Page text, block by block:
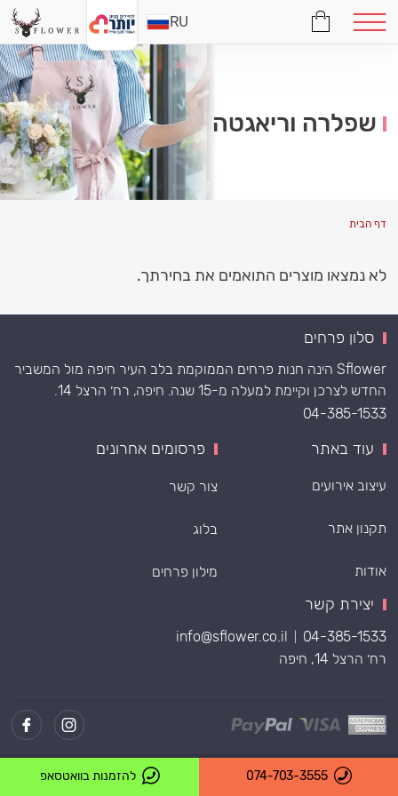
שפלרה וריאגטה
דף הבית
לא נמצאו מוצרים התואמים את בחירתך.
סלון פרחים
Sflower הינה חנות פרחים הממוקמת בלב העיר חיפה מול המשביר
החדש לצרכן וקיימת למעלה מ-15 שנה. חיפה, רח׳ הרצל 14.
04-385-1533
עוד באתר
עיצוב אירועים
תקנון אתר
אודות
פרסומים אחרונים
צור קשר
בלוג
מילון פרחים
יצירת קשר
04-385-1533
info@sflower.co.il
רח׳ הרצל 14, חיפה
RU
Powered by
074-703-3555 להזמנות בוואטסאפ